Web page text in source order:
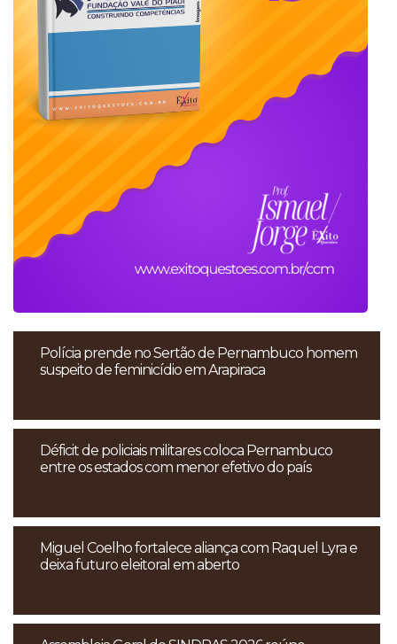
Polícia prende no Sertão de Pernambuco homem
suspeito de feminicídio em Arapiraca
Déficit de policiais militares coloca Pernambuco
entre os estados com menor efetivo do país
Miguel Coelho fortalece aliança com Raquel Lyra e
deixa futuro eleitoral em aberto